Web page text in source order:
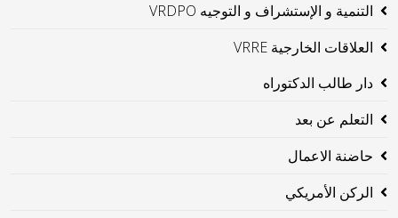
التنمية و الإستشراف و التوجيه VRDPO
العلاقات الخارجية VRRE
دار طالب الدكتوراه
التعلم عن بعد
حاضنة الاعمال
الركن الأمريكي